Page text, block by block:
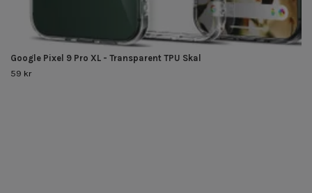
Google Pixel 9 Pro XL - Transparent TPU Skal
59 kr